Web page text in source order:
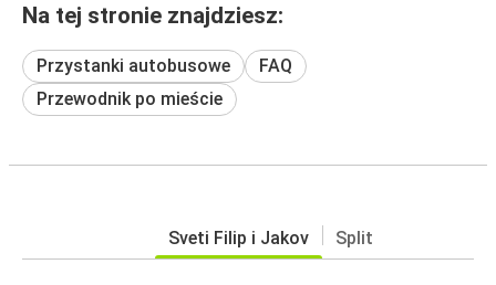
Na tej stronie znajdziesz:
Przystanki autobusowe
FAQ
Przewodnik po mieście
Sveti Filip i Jakov Split